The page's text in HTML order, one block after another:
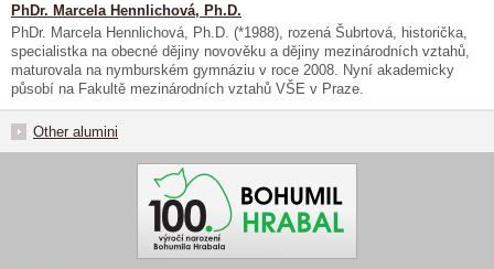
PhDr. Marcela Hennlichová, Ph.D.
PhDr. Marcela Hennlichová, Ph.D. (*1988), rozená Šubrtová, historička,
specialistka na obecné dějiny novověku a dějiny mezinárodních vztahů,
maturovala na nymburském gymnáziu v roce 2008. Nyní akademicky
působí na Fakultě mezinárodních vztahů VŠE v Praze.
Other alumini